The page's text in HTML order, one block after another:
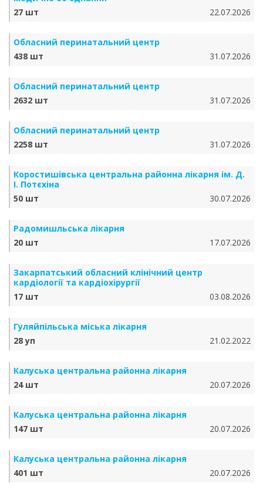
27 шт
22.07.2026
Обласний перинатальний центр
438 шт
31.07.2026
Обласний перинатальний центр
2632 шт
31.07.2026
Обласний перинатальний центр
2258 шт
31.07.2026
Коростишівська центральна районна лікарня ім. Д.
І. Потєхіна
50 шт
30.07.2026
Радомишльська лікарня
20 шт
17.07.2026
Закарпатський обласний клінічний центр
кардіології та кардіохірургії
17 шт
03.08.2026
Гуляйпільська міська лікарня
28 уп
21.02.2022
Калуська центральна районна лікарня
24 шт
20.07.2026
Калуська центральна районна лікарня
147 шт
20.07.2026
Калуська центральна районна лікарня
401 шт
20.07.2026